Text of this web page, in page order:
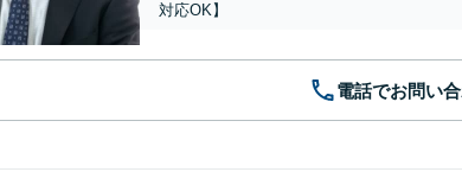
対応OK】
電話でお問い